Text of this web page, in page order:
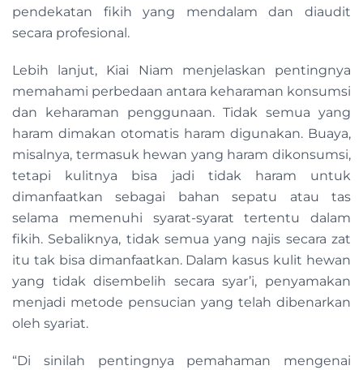
pendekatan fikih yang mendalam dan diaudit
secara profesional.
Lebih lanjut, Kiai Niam menjelaskan pentingnya
memahami perbedaan antara keharaman konsumsi
dan keharaman penggunaan. Tidak semua yang
haram dimakan otomatis haram digunakan. Buaya,
misalnya, termasuk hewan yang haram dikonsumsi,
tetapi kulitnya bisa jadi tidak haram untuk
dimanfaatkan sebagai bahan sepatu atau tas
selama memenuhi syarat-syarat tertentu dalam
fikih. Sebaliknya, tidak semua yang najis secara zat
itu tak bisa dimanfaatkan. Dalam kasus kulit hewan
yang tidak disembelih secara syar’i, penyamakan
menjadi metode pensucian yang telah dibenarkan
oleh syariat.
“Di sinilah pentingnya pemahaman mengenai